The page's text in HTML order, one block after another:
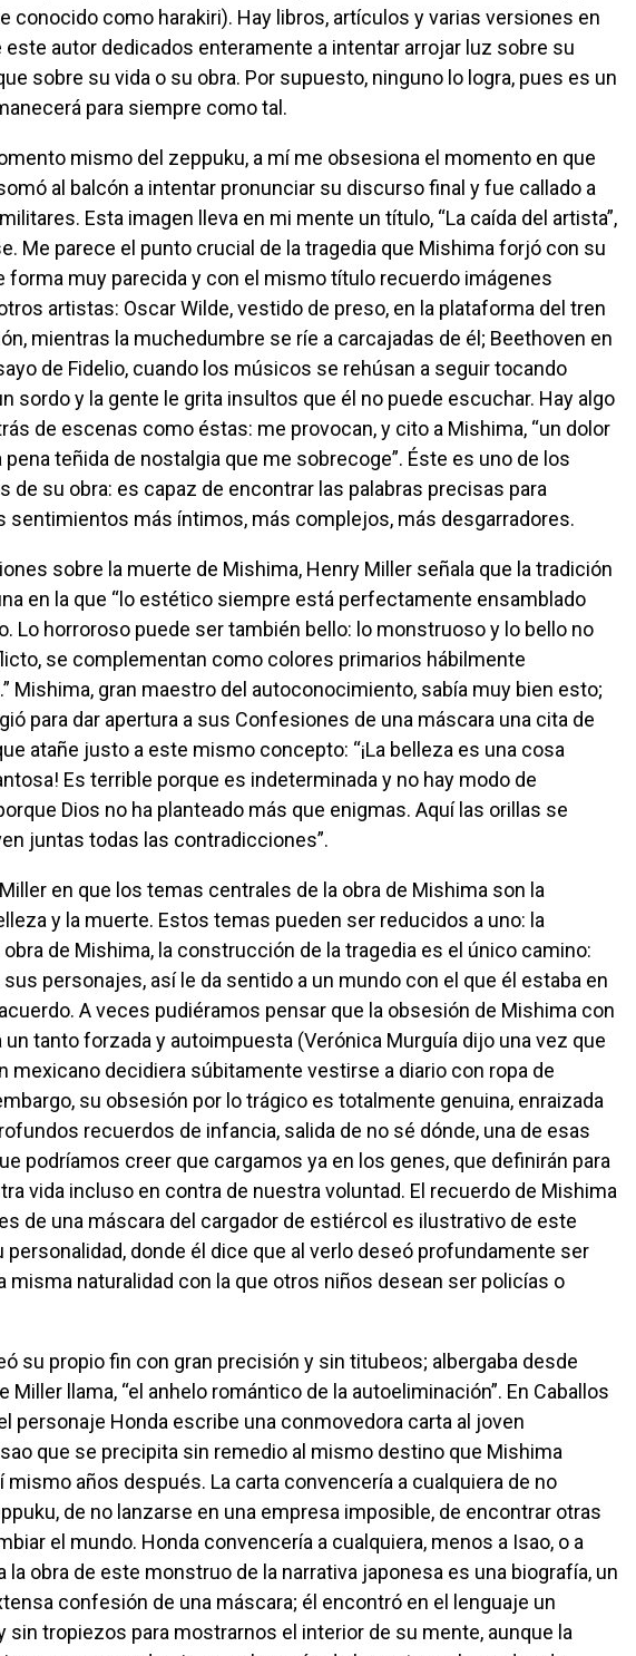
conocido como harakiri). Hay libros, artículos y varias versiones en
este autor dedicados enteramente a intentar arrojar luz sobre su
sobre su vida o su obra. Por supuesto, ninguno lo logra, pues es un
para siempre como tal.
al balcón a intentar pronunciar su discurso final y fue callado a
Esta imagen lleva en mi mente un título, “La caída del artista”,
Me parece el punto crucial de la tragedia que Mishima forjó con su
forma muy parecida y con el mismo título recuerdo imágenes
artistas: Oscar Wilde, vestido de preso, en la plataforma del tren
mientras la muchedumbre se ríe a carcajadas de él; Beethoven en
de Fidelio, cuando los músicos se rehúsan a seguir tocando
sordo y la gente le grita insultos que él no puede escuchar. Hay algo
de escenas como éstas: me provocan, y cito a Mishima, “un dolor
pena teñida de nostalgia que me sobrecoge”. Éste es uno de los
de su obra: es capaz de encontrar las palabras precisas para
sentimientos más íntimos, más complejos, más desgarradores.
en la que “lo estético siempre está perfectamente ensamblado
Lo horroroso puede ser también bello: lo monstruoso y lo bello no
se complementan como colores primarios hábilmente
Mishima, gran maestro del autoconocimiento, sabía muy bien esto;
para dar apertura a sus Confesiones de una máscara una cita de
atañe justo a este mismo concepto: “¡La belleza es una cosa
Es terrible porque es indeterminada y no hay modo de
Dios no ha planteado más que enigmas. Aquí las orillas se
juntas todas las contradicciones”.
y la muerte. Estos temas pueden ser reducidos a uno: la
obra de Mishima, la construcción de la tragedia es el único camino:
personajes, así le da sentido a un mundo con el que él estaba en
A veces pudiéramos pensar que la obsesión de Mishima con
un tanto forzada y autoimpuesta (Verónica Murguía dijo una vez que
mexicano decidiera súbitamente vestirse a diario con ropa de
su obsesión por lo trágico es totalmente genuina, enraizada
recuerdos de infancia, salida de no sé dónde, una de esas
podríamos creer que cargamos ya en los genes, que definirán para
vida incluso en contra de nuestra voluntad. El recuerdo de Mishima
de una máscara del cargador de estiércol es ilustrativo de este
personalidad, donde él dice que al verlo deseó profundamente ser
misma naturalidad con la que otros niños desean ser policías o
Miller llama, “el anhelo romántico de la autoeliminación”. En Caballos
personaje Honda escribe una conmovedora carta al joven
que se precipita sin remedio al mismo destino que Mishima
mismo años después. La carta convencería a cualquiera de no
de no lanzarse en una empresa imposible, de encontrar otras
el mundo. Honda convencería a cualquiera, menos a Isao, o a
la obra de este monstruo de la narrativa japonesa es una biografía, un
confesión de una máscara; él encontró en el lenguaje un
sin tropiezos para mostrarnos el interior de su mente, aunque la